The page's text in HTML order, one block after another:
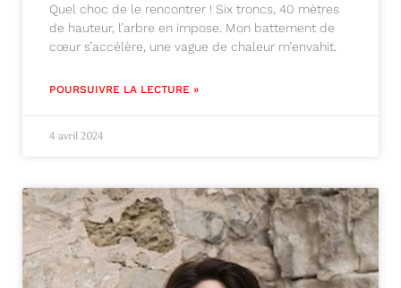
Quel choc de le rencontrer ! Six troncs, 40 mètres
de hauteur, l’arbre en impose. Mon battement de
cœur s’accélère, une vague de chaleur m’envahit.
POURSUIVRE LA LECTURE »
4 avril 2024